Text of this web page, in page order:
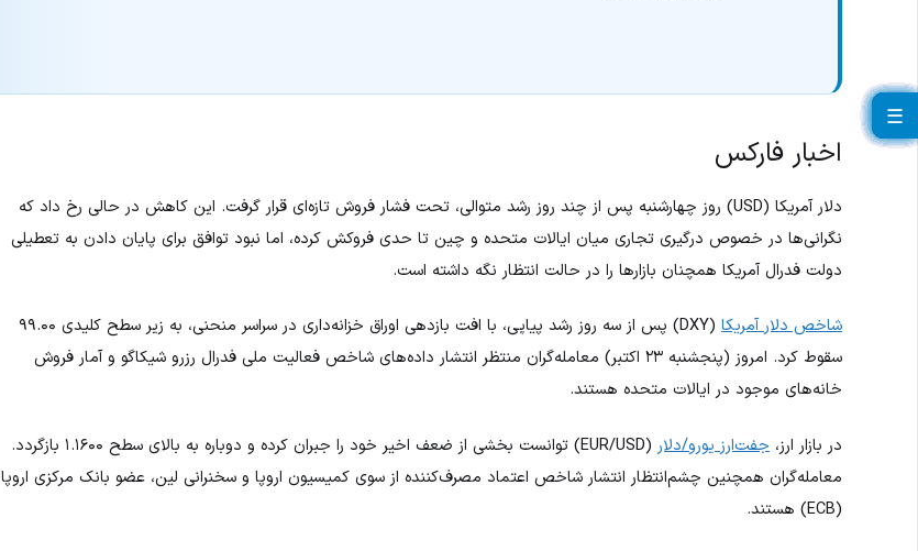
اخبار فارکس
دلار آمریکا (USD) روز چهارشنبه پس از چند روز رشد متوالی، تحت فشار فروش تازه‌ای قرار گرفت. این کاهش در حالی رخ داد که
نگرانی‌ها در خصوص درگیری تجاری میان ایالات متحده و چین تا حدی فروکش کرده، اما نبود توافق برای پایان دادن به تعطیلی
دولت فدرال آمریکا همچنان بازارها را در حالت انتظار نگه داشته است.
شاخص دلار آمریکا
(DXY) پس از سه روز رشد پیاپی، با افت بازدهی اوراق خزانه‌داری در سراسر منحنی، به زیر سطح کلیدی ۹۹.۰۰
سقوط کرد. امروز (پنجشنبه ۲۳ اکتبر) معامله‌گران منتظر انتشار داده‌های شاخص فعالیت ملی فدرال رزرو شیکاگو و آمار فروش
خانه‌های موجود در ایالات متحده هستند.
در بازار ارز، جفت‌ارز یورو/دلار
(EUR/USD) توانست بخشی از ضعف اخیر خود را جبران کرده و دوباره به بالای سطح ۱.۱۶۰۰ بازگردد.
معامله‌گران همچنین چشم‌انتظار انتشار شاخص اعتماد مصرف‌کننده از سوی کمیسیون اروپا و سخنرانی لین، عضو بانک مرکزی اروپا
(ECB) هستند.
☰
☰
☰
☰
☰
☰
☰
☰
☰
☰
☰
☰
☰
☰
☰
☰
☰
☰
☰
☰